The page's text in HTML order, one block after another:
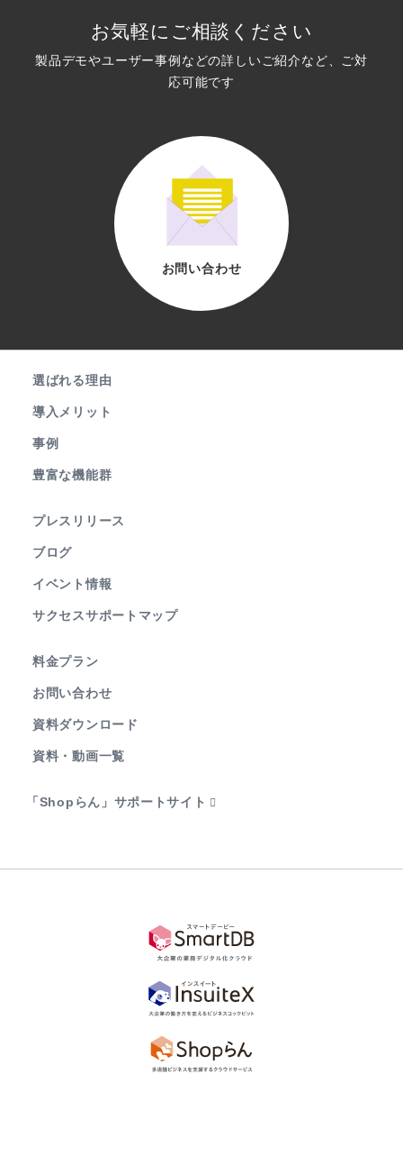
お気軽にご相談ください
製品デモやユーザー事例などの詳しいご紹介など、ご対
応可能です
お問い合わせ
選ばれる理由
導入メリット
事例
豊富な機能群
プレスリリース
ブログ
イベント情報
サクセスサポートマップ
料金プラン
お問い合わせ
資料ダウンロード
資料・動画一覧
「Shopらん」サポートサイト